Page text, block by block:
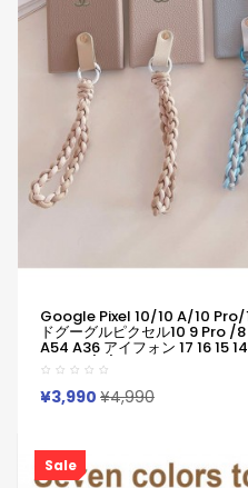
Google Pixel 10/10 A/10 Pro/
ドグーグルピクセル10 9 Pro
A54 A36 アイフォン 17 16 15
8 Pro 6/7/6a Xperia 1vii 10vii
ブレイドループ！
¥3,990 ¥4,990
Sale